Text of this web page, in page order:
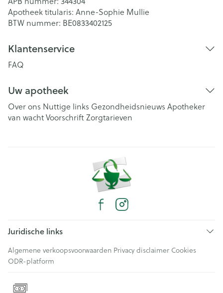
Apotheek titularis: Anne-Sophie Mullie
BTW nummer: BE0833402125
Klantenservice
FAQ
Uw apotheek
Over ons Nuttige links Gezondheidsnieuws Apotheker
van wachtVoorschriftZorgtarieven
Juridische links
Algemene verkoopsvoorwaarden Privacy disclaimer Cookies
ODR-platform